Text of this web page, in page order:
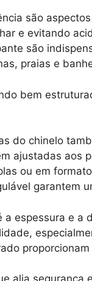
são
e evitando
são
praias e
bem
do chinelo
ajustadas aos
ou em
garantem
a espessura e a